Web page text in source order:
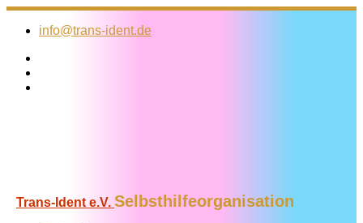
Zum
Inhalt
info@trans-ident.de
Trans-Ident e.V. Selbsthilfeorganisation